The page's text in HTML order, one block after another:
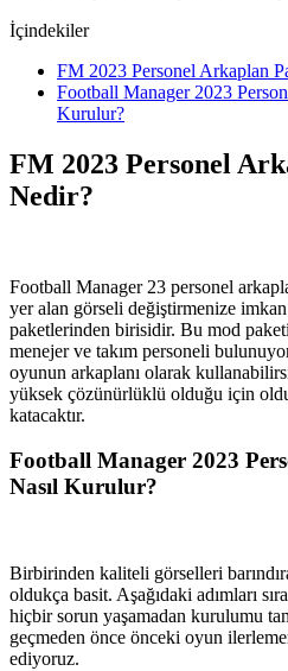
İçindekiler
FM 2023 Personel Arkaplan
Football Manager 2023
Kurulur?
FM 2023 Personel
Nedir?
Football Manager 23 personel
yer alan görseli değiştirmenize
paketlerinden birisidir. Bu mod
menejer ve takım personeli
oyunun arkaplanı olarak
yüksek çözünürlüklü olduğu için
katacaktır.
Football Manager 2023
Nasıl Kurulur?
Birbirinden kaliteli görselleri
oldukça basit. Aşağıdaki adımları
hiçbir sorun yaşamadan kurulumu
geçmeden önce önceki oyun
ediyoruz.